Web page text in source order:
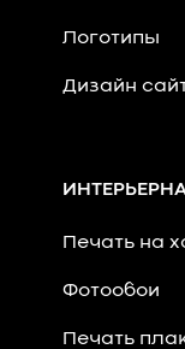
Логотипы
Дизайн
Печать на
Фотообои
Печать